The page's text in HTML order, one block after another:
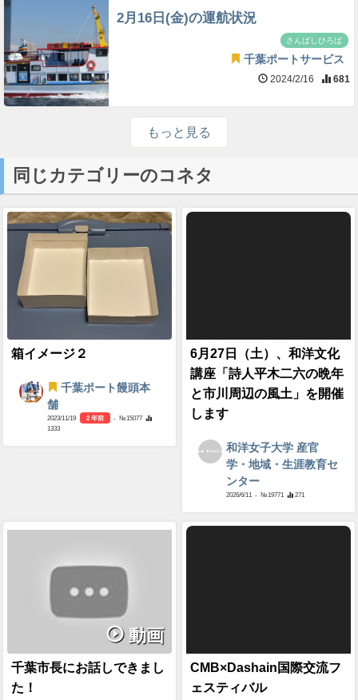
2月16日(金)の運航状況
さんばしひろば
千葉ポートサービス
2024/2/16 681
もっと見る
同じカテゴリーのコネタ
箱イメージ２
千葉ポート饅頭本
舗
2023/11/19 2 年前
- №15077
1333
6月27日（土）、和洋文化
講座「詩人平木二六の晩年
と市川周辺の風土」を開催
します
和洋女子大学 産官
学・地域・生涯教育セ
ンター
2026/6/11 - №19771 271
動画
千葉市長にお話しできまし
た！
CMB×Dashain国際交流フ
ェスティバル